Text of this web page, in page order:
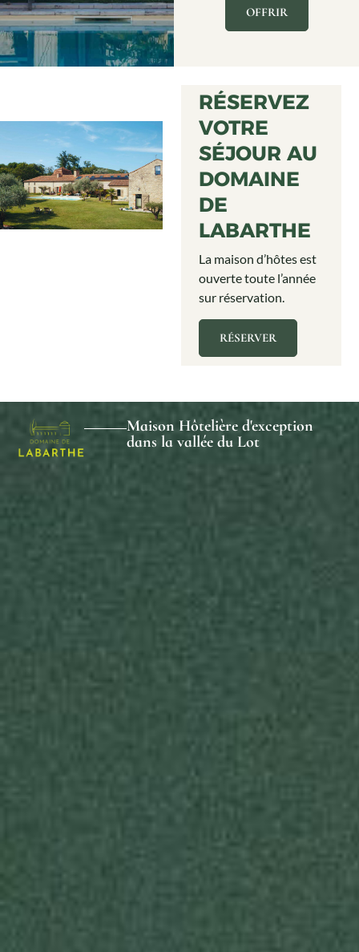
OFFRIR
RÉSERVEZ
VOTRE
SÉJOUR AU
DOMAINE
DE
LABARTHE
La maison d’hôtes est
ouverte toute l’année
sur réservation.
RÉSERVER
Maison Hôtelière d'exception
dans la vallée du Lot